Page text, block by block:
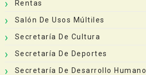
Rentas
Salón De Usos Múltiles
Secretaría De Cultura
Secretaría De Deportes
Secretaría De Desarrollo Humano